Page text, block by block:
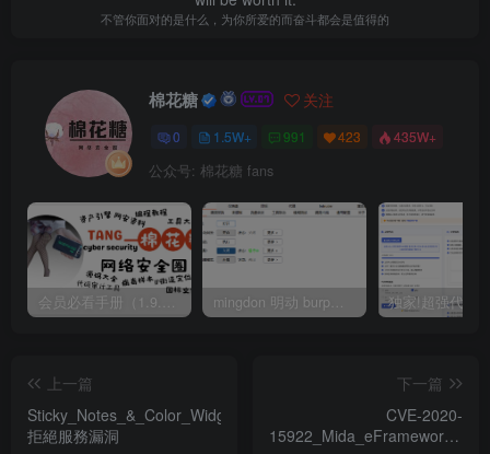
不管你面对的是什么，为你所爱的而奋斗都会是值得的
棉花糖 关注
0 1.5W+ 991 423 435W+
公众号: 棉花糖 fans
会员必看手册（1.9.0版本 26.4.5更新） mingdon 明动 burp插件0.2.6版本 本地时间校验去除版
上一篇
Sticky_Notes_&_Color_Widgets_1.4.2_
拒絕服務漏洞
下一篇
CVE-2020-